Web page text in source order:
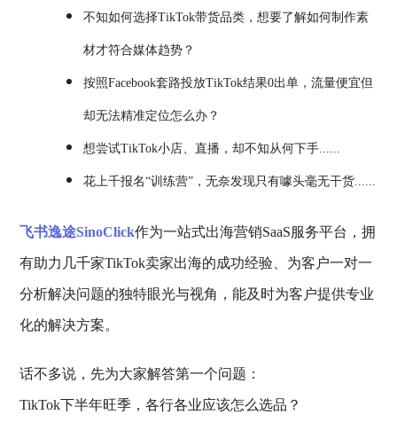
不知如何选择TikTok带货品类，想要了解如何制作素
材才符合媒体趋势？
按照Facebook套路投放TikTok结果0出单，流量便宜但
却无法精准定位怎么办？
想尝试TikTok小店、直播，却不知从何下手......
花上千报名“训练营”，无奈发现只有噱头毫无干货......
飞书逸途SinoClick作为一站式出海营销SaaS服务平台，拥
有助力几千家TikTok卖家出海的成功经验、为客户一对一
分析解决问题的独特眼光与视角，能及时为客户提供专业
化的解决方案。
话不多说，先为大家解答第一个问题：
TikTok下半年旺季，各行各业应该怎么选品？